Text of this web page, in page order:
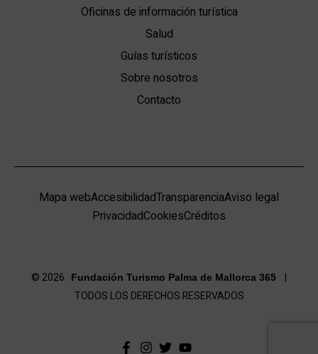
Oficinas de información turística
Salud
Guías turísticos
Sobre nosotros
Contacto
Mapa webAccesibilidadTransparenciaAviso legal
PrivacidadCookiesCréditos
© 2026 Fundación Turismo Palma de Mallorca 365
|
TODOS LOS DERECHOS RESERVADOS